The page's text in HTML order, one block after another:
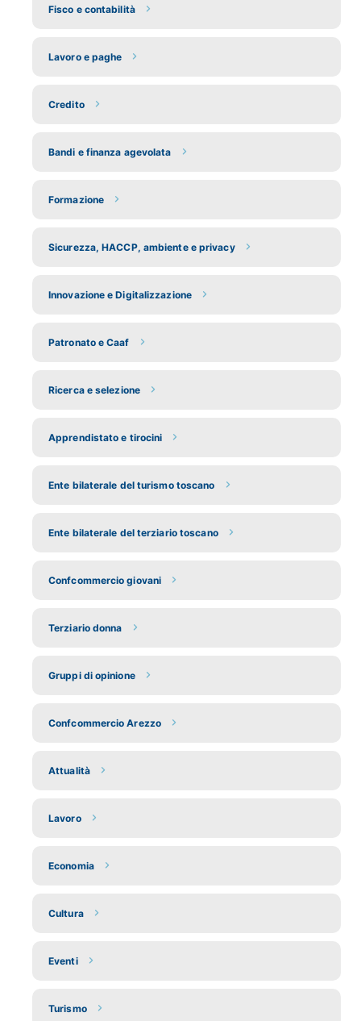
Fisco e contabilità
Lavoro e paghe
Credito
Bandi e finanza agevolata
Formazione
Sicurezza, HACCP, ambiente e privacy
Innovazione e Digitalizzazione
Patronato e Caaf
Ricerca e selezione
Apprendistato e tirocini
Ente bilaterale del turismo toscano
Ente bilaterale del terziario toscano
Confcommercio giovani
Terziario donna
Gruppi di opinione
Confcommercio Arezzo
Attualità
Lavoro
Economia
Cultura
Eventi
Turismo